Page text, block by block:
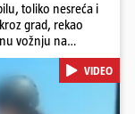
toliko nesreća i
grad, rekao
vožnju na
mjesec i
romobila
KBC-a
VIDEO